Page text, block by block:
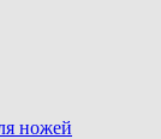
ножей